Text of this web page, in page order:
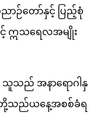
ဉ်တော်နှင့် ပြည့်စုံ
င့် ဣသရေလအမျိုး
သူသည် အနာရောဂါနှ
သည်ယနေ့အစစ်ခံရ